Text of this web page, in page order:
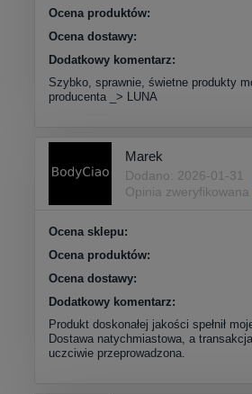
Ocena produktów:
Ocena dostawy:
Dodatkowy komentarz:
Szybko, sprawnie, świetne produkty
producenta _> LUNA
Marek
Dodano: 2026-01-31
Opinia zweryfikowana
Ocena sklepu:
Ocena produktów:
Ocena dostawy:
Dodatkowy komentarz:
Produkt doskonałej jakości spełnił
Dostawa natychmiastowa, a
uczciwie przeprowadzona.